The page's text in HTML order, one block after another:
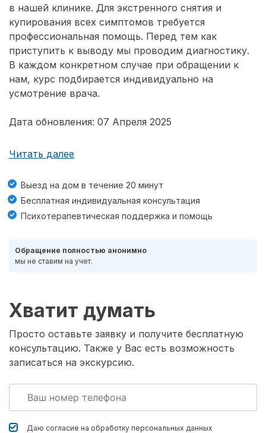
в нашей клинике. Для экстренного снятия и
купирования всех симптомов требуется
профессиональная помощь. Перед тем как
приступить к выводу мы проводим диагностику.
В каждом конкретном случае при обращении к
нам, курс подбирается индивидуально на
усмотрение врача.
Дата обновления: 07 Апреля 2025
Читать далее
Выезд на дом в течение 20 минут
Бесплатная индивидуальная консультация
Психотерапевтическая поддержка и помощь
Обращение полностью анонимно
мы не ставим на учет.
Хватит думать
Просто оставьте заявку и получите бесплатную
консультацию. Также у Вас есть возможность
записаться на экскурсию.
Даю согласие на обработку персональных данных